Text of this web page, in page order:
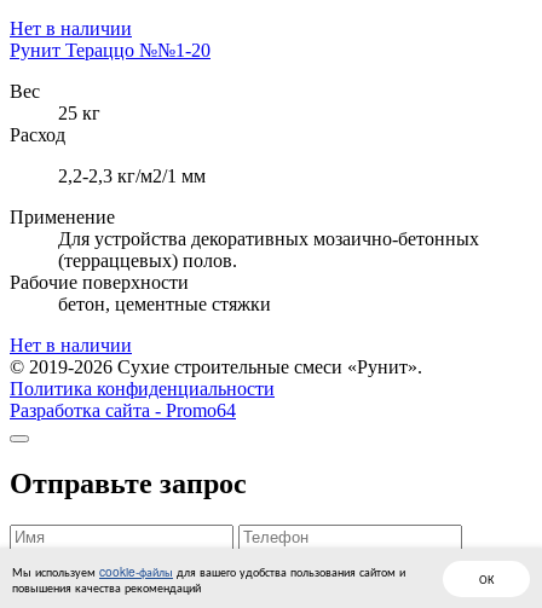
Нет в наличии
Рунит Тераццо №№1-20
Вес
25 кг
Расход
2,2-2,3 кг/м2/1 мм
Применение
Для устройства декоративных мозаично-бетонных
(терраццевых) полов.
Рабочие поверхности
бетон, цементные стяжки
Нет в наличии
© 2019-2026 Сухие строительные смеси «Рунит».
Политика конфиденциальности
Разработка сайта - Promo64
Отправьте запрос
с условиями обработки персональных данных
Отправить ОК
Мы используем cookie-файлы для вашего удобства пользования сайтом и
повышения качества рекомендаций